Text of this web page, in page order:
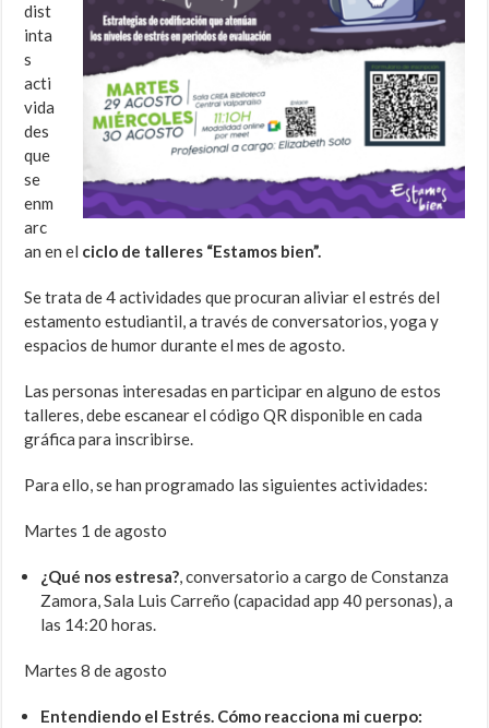
dist
inta
s
acti
vida
des
que
se
enm
arc
an en el ciclo de talleres “Estamos bien”.
Se trata de 4 actividades que procuran aliviar el estrés del
estamento estudiantil, a través de conversatorios, yoga y
espacios de humor durante el mes de agosto.
Las personas interesadas en participar en alguno de estos
talleres, debe escanear el código QR disponible en cada
gráfica para inscribirse.
Para ello, se han programado las siguientes actividades:
Martes 1 de agosto
¿Qué nos estresa?, conversatorio a cargo de Constanza
Zamora, Sala Luis Carreño (capacidad app 40 personas), a
las 14:20 horas.
Martes 8 de agosto
Entendiendo el Estrés. Cómo reacciona mi cuerpo: